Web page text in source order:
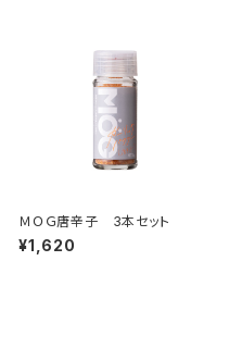
ＭＯＧ唐辛子 3本セット
¥1,620